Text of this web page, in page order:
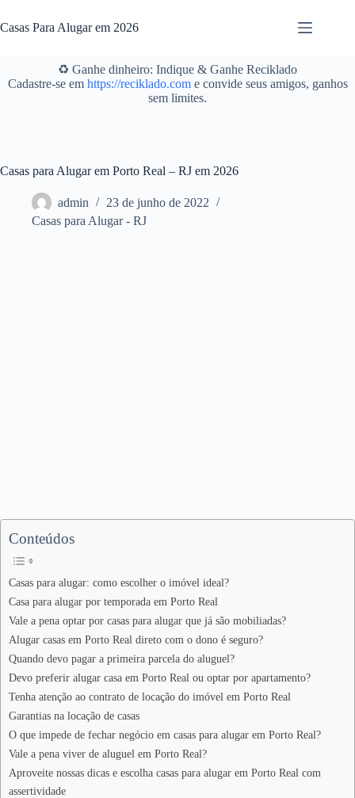
para
o
Casas Para Alugar em 2026
♻️ Ganhe dinheiro: Indique & Ganhe Reciklado
Cadastre-se em https://reciklado.come convide seus amigos, ganhos
sem limites.
Casas para Alugar em Porto Real – RJ em 2026
admin
23 de junho de 2022
Casas para Alugar - RJ
Conteúdos
Casas para alugar: como escolher o imóvel ideal?
Casa para alugar por temporada em Porto Real
Vale a pena optar por casas para alugar que já são mobiliadas?
Alugar casas em Porto Real direto com o dono é seguro?
Quando devo pagar a primeira parcela do aluguel?
Devo preferir alugar casa em Porto Real ou optar por apartamento?
Tenha atenção ao contrato de locação do imóvel em Porto Real
Garantias na locação de casas
O que impede de fechar negócio em casas para alugar em Porto Real?
Vale a pena viver de aluguel em Porto Real?
Aproveite nossas dicas e escolha casas para alugar em Porto Real com
assertividade